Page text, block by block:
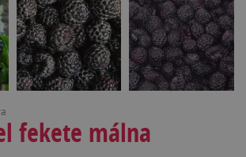
fekete málna